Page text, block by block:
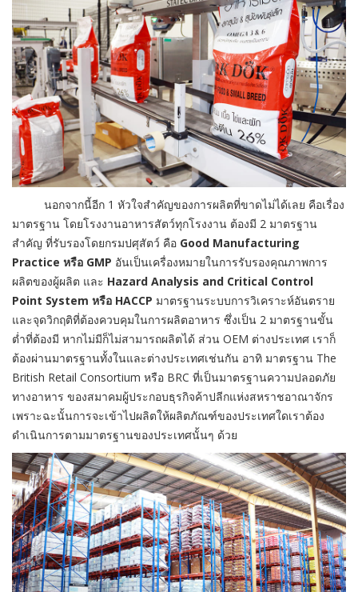
นอกจากนี้อีก 1 หัวใจสำคัญของการผลิตที่ขาดไม่ได้เลย คือเรื่อง
มาตรฐาน โดยโรงงานอาหารสัตว์ทุกโรงงาน ต้องมี 2 มาตรฐาน
สำคัญ ที่รับรองโดยกรมปศุสัตว์ คือ Good Manufacturing
Practice หรือ GMP อันเป็นเครื่องหมายในการรับรองคุณภาพการ
ผลิตของผู้ผลิต และ Hazard Analysis and Critical Control
Point System หรือ HACCP มาตรฐานระบบการวิเคราะห์อันตราย
และจุดวิกฤติที่ต้องควบคุมในการผลิตอาหาร ซึ่งเป็น 2 มาตรฐานขั้น
ต่ำที่ต้องมี หากไม่มีก็ไม่สามารถผลิตได้ ส่วน OEM ต่างประเทศ เราก็
ต้องผ่านมาตรฐานทั้งในและต่างประเทศเช่นกัน อาทิ มาตรฐาน The
British Retail Consortium หรือ BRC ที่เป็นมาตรฐานความปลอดภัย
ทางอาหาร ของสมาคมผู้ประกอบธุรกิจค้าปลีกแห่งสหราชอาณาจักร
เพราะฉะนั้นการจะเข้าไปผลิตให้ผลิตภัณฑ์ของประเทศใดเราต้อง
ดำเนินการตามมาตรฐานของประเทศนั้นๆ ด้วย